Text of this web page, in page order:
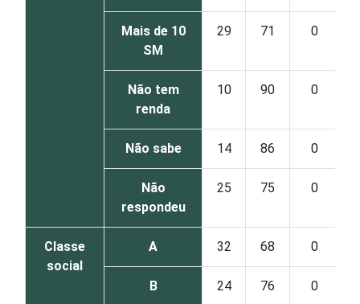
Mais de 10
SM
29 71 0
Não tem
renda
10 90 0
Não sabe 14 86 0
Não
respondeu
25 75 0
Classe
social
A 32 68 0
B 24 76 0